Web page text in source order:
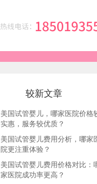
较新文章
美国试管婴儿，哪家医院价格
实惠，服务较优质？
美国试管婴儿费用分析，哪家
院更注重体验？
美国试管婴儿费用价格对比：
家医院成功率更高？